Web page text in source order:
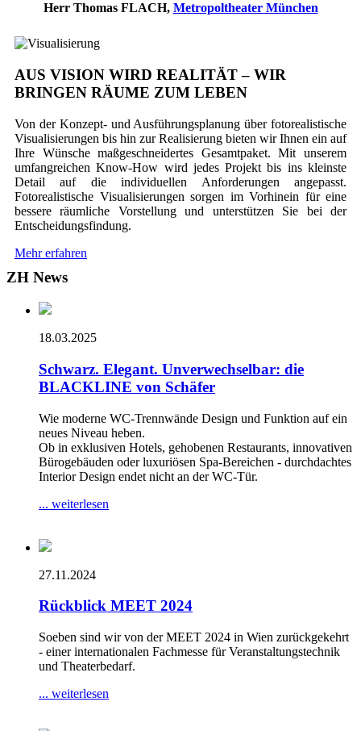
Herr Thomas FLACH, Metropoltheater München
AUS VISION WIRD REALITÄT – WIR
BRINGEN RÄUME ZUM LEBEN
Von der Konzept- und Ausführungsplanung über fotorealistische
Visualisierungen bis hin zur Realisierung bieten wir Ihnen ein auf
Ihre Wünsche maßgeschneidertes Gesamtpaket. Mit unserem
umfangreichen Know-How wird jedes Projekt bis ins kleinste
Detail auf die individuellen Anforderungen angepasst.
Fotorealistische Visualisierungen sorgen im Vorhinein für eine
bessere räumliche Vorstellung und unterstützen Sie bei der
Entscheidungsfindung.
Mehr erfahren
ZH News
18.03.2025
Schwarz. Elegant. Unverwechselbar: die
BLACKLINE von Schäfer
Wie moderne WC-Trennwände Design und Funktion auf ein
neues Niveau heben.
Ob in exklusiven Hotels, gehobenen Restaurants, innovativen
Bürogebäuden oder luxuriösen Spa-Bereichen - durchdachtes
Interior Design endet nicht an der WC-Tür.
... weiterlesen
27.11.2024
Rückblick MEET 2024
Soeben sind wir von der MEET 2024 in Wien zurückgekehrt
- einer internationalen Fachmesse für Veranstaltungstechnik
und Theaterbedarf.
... weiterlesen